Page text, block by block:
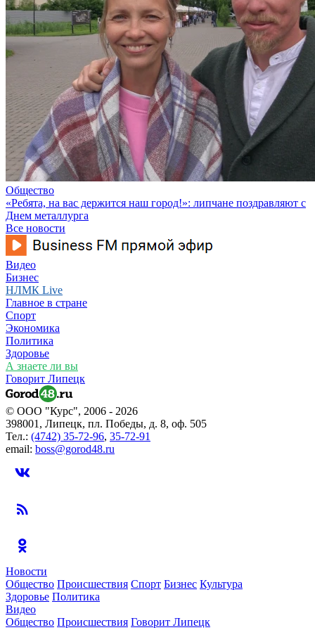
Общество
«Ребята, на вас держится наш город!»: липчане поздравляют с
Днем металлурга
Все новости
Видео
Бизнес
НЛМК Live
Главное в стране
Спорт
Экономика
Политика
Здоровье
А знаете ли вы
Говорит Липецк
© ООО "Курс", 2006 - 2026
398001, Липецк, пл. Победы, д. 8, оф. 505
Тел.: (4742) 35-72-96, 35-72-91
email: boss@gorod48.ru
Новости
Общество Происшествия Спорт Бизнес Культура
Здоровье Политика
Видео
Общество Происшествия Говорит Липецк